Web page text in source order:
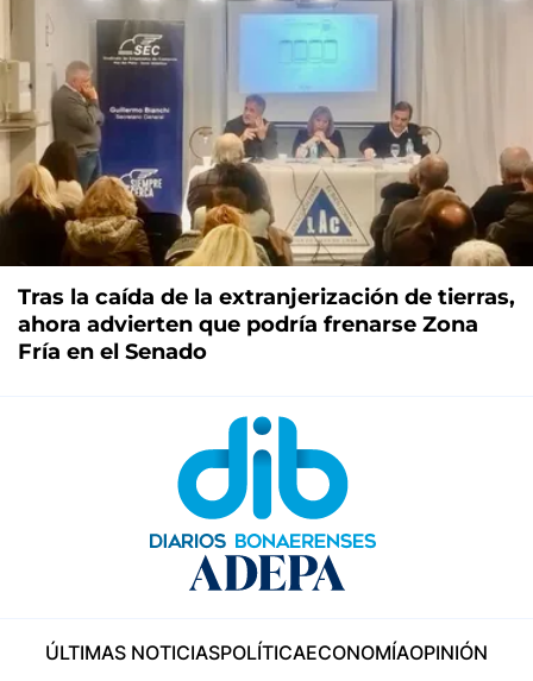
Tras la caída de la extranjerización de tierras,
ahora advierten que podría frenarse Zona
Fría en el Senado
ÚLTIMAS NOTICIASPOLÍTICAECONOMÍAOPINIÓN